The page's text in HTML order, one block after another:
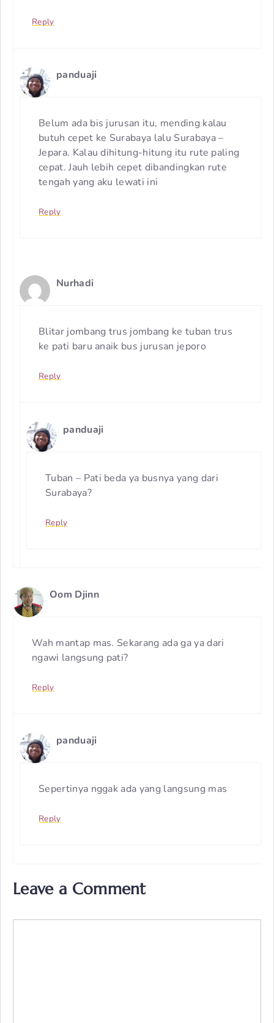
Reply
panduaji
Belum ada bis jurusan itu, mending kalau
butuh cepet ke Surabaya lalu Surabaya –
Jepara. Kalau dihitung-hitung itu rute paling
cepat. Jauh lebih cepet dibandingkan rute
tengah yang aku lewati ini
Reply
Nurhadi
Blitar jombang trus jombang ke tuban trus
ke pati baru anaik bus jurusan jeporo
Reply
panduaji
Tuban – Pati beda ya busnya yang dari
Surabaya?
Reply
Oom Djinn
Wah mantap mas. Sekarang ada ga ya dari
ngawi langsung pati?
Reply
panduaji
Sepertinya nggak ada yang langsung mas
Reply
Leave a Comment